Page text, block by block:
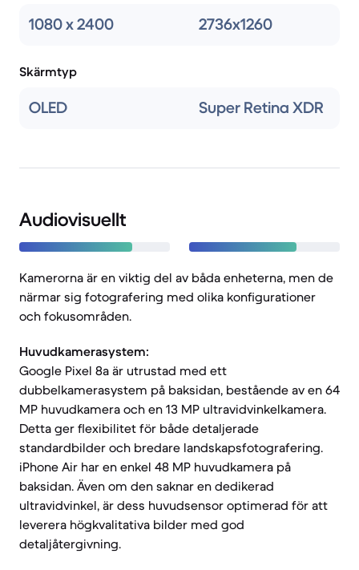
1080 x 2400 2736x1260
Skärmtyp
OLED Super Retina XDR
Audiovisuellt
Kamerorna är en viktig del av båda enheterna, men de
närmar sig fotografering med olika konfigurationer
och fokusområden.
Huvudkamerasystem:
Google Pixel 8a är utrustad med ett
dubbelkamerasystem på baksidan, bestående av en 64
MP huvudkamera och en 13 MP ultravidvinkelkamera.
Detta ger flexibilitet för både detaljerade
standardbilder och bredare landskapsfotografering.
iPhone Air har en enkel 48 MP huvudkamera på
baksidan. Även om den saknar en dedikerad
ultravidvinkel, är dess huvudsensor optimerad för att
leverera högkvalitativa bilder med god
detaljåtergivning.